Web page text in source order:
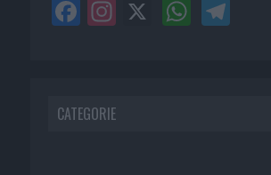
CATEGORIE